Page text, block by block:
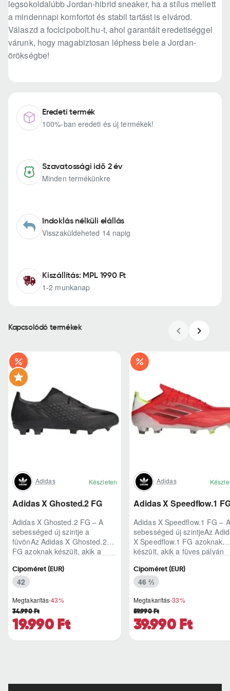
legsokoldalúbb Jordan-hibrid sneaker, ha a stílus mellett
a mindennapi komfortot és stabil tartást is elvárod.
Válaszd a focicipobolt.hu-t, ahol garantált eredetiséggel
várunk, hogy magabiztosan léphess bele a Jordan-
örökségbe!
Eredeti termék
100%-ban eredeti és új termékek!
Szavatossági idő 2 év
Minden termékünkre
Indoklás nélküli elállás
Visszaküldeheted 14 napig
Kiszállítás: MPL 1990 Ft
1-2 munkanap
Kapcsolódó termékek
Adidas Készleten
Adidas X Ghosted.2 FG
Adidas X Ghosted.2 FG – A
sebességed új szintje a
füvönAz Adidas X Ghosted.2
FG azoknak készült, akik a
pillanataiban is azonnal r..
Megtakarítás-43%
19.990 Ft
34.990 Ft
Cipőméret (EUR)
42
Adidas
Adidas X Speedflow.1
Adidas X Speedflow.1 FG – A
sebességed új szintjeAz
X Speedflow.1 FG azoknak
készült, akik a füves pályán
ritmust diktál..
Megtakarítás-33%
39.990 Ft
59.990 Ft
Cipőméret (EUR)
46 ⅔